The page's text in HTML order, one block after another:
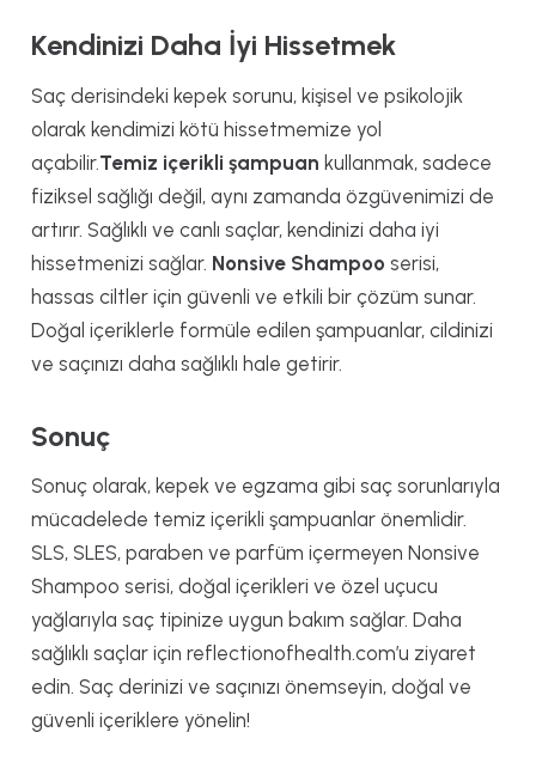
Kendinizi Daha İyi Hissetmek
Saç derisindeki kepek sorunu, kişisel ve psikolojik
olarak kendimizi kötü hissetmemize yol
açabilir.Temiz içerikli şampuan kullanmak, sadece
fiziksel sağlığı değil, aynı zamanda özgüvenimizi de
artırır. Sağlıklı ve canlı saçlar, kendinizi daha iyi
hissetmenizi sağlar. Nonsive Shampoo serisi,
hassas ciltler için güvenli ve etkili bir çözüm sunar.
Doğal içeriklerle formüle edilen şampuanlar, cildinizi
ve saçınızı daha sağlıklı hale getirir.
Sonuç
Sonuç olarak, kepek ve egzama gibi saç sorunlarıyla
mücadelede temiz içerikli şampuanlar önemlidir.
SLS, SLES, paraben ve parfüm içermeyen Nonsive
Shampoo serisi, doğal içerikleri ve özel uçucu
yağlarıyla saç tipinize uygun bakım sağlar. Daha
sağlıklı saçlar için reflectionofhealth.com’u ziyaret
edin. Saç derinizi ve saçınızı önemseyin, doğal ve
güvenli içeriklere yönelin!